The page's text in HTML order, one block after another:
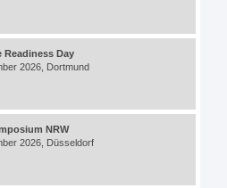
Readiness Day
2026, Dortmund
NRW
2026, Düsseldorf